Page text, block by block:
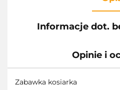
Informacje dot.
Opinie i
Zabawka kosiarka